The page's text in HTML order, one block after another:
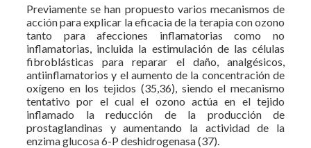
Previamente se han propuesto varios mecanismos de
acción para explicar la eficacia de la terapia con ozono
tanto para afecciones inflamatorias como no
inflamatorias, incluida la estimulación de las células
fibroblásticas para reparar el daño, analgésicos,
antiinflamatorios y el aumento de la concentración de
oxígeno en los tejidos (35,36), siendo el mecanismo
tentativo por el cual el ozono actúa en el tejido
inflamado la reducción de la producción de
prostaglandinas y aumentando la actividad de la
enzima glucosa 6-P deshidrogenasa (37).